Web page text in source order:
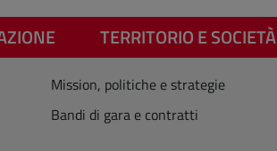
TERRITORIO E SOCIETÀ
Mission, politiche e strategie
Bandi di gara e contratti